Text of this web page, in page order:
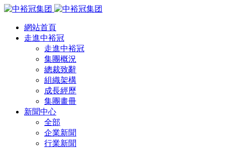
網站首頁
走進中裕冠
走進中裕冠
集團概況
總裁致辭
組織架構
成長經歷
集團畫冊
新聞中心
全部
企業新聞
行業新聞